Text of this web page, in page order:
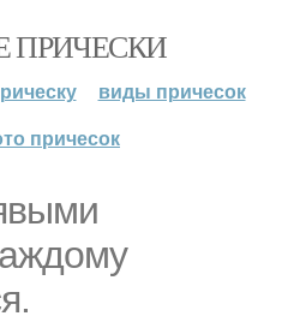
ПРИЧЕСКИ
виды причесок
причесок